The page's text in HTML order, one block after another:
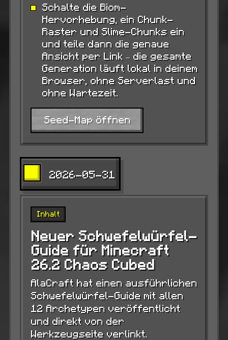
Schalte die Biom-
Hervorhebung, ein Chunk-
Raster und Slime-Chunks ein
und teile dann die genaue
Ansicht per Link – die gesamte
Generation läuft lokal in deinem
Browser, ohne Serverlast und
ohne Wartezeit.
Seed-Map öffnen
2026-05-31
Inhalt
Neuer Schwefelwürfel-
Guide für Minecraft
26.2 Chaos Cubed
AlaCraft hat einen ausführlichen
Schwefelwürfel-Guide mit allen
12 Archetypen veröffentlicht
und direkt von der
Werkzeugseite verlinkt.